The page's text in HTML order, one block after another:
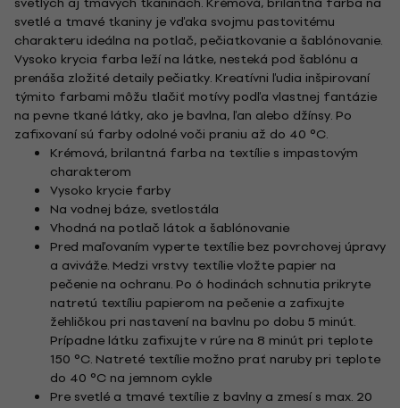
svetlé a tmavé tkaniny je vďaka svojmu pastovitému
charakteru ideálna na potlač, pečiatkovanie a šablónovanie.
Vysoko krycia farba leží na látke, nesteká pod šablónu a
prenáša zložité detaily pečiatky. Kreatívni ľudia inšpirovaní
týmito farbami môžu tlačiť motívy podľa vlastnej fantázie
na pevne tkané látky, ako je bavlna, ľan alebo džínsy. Po
zafixovaní sú farby odolné voči praniu až do 40 °C.
Krémová, brilantná farba na textílie s impastovým
charakterom
Vysoko krycie farby
Na vodnej báze, svetlostála
Vhodná na potlač látok a šablónovanie
Pred maľovaním vyperte textílie bez povrchovej úpravy
a aviváže. Medzi vrstvy textílie vložte papier na
pečenie na ochranu. Po 6 hodinách schnutia prikryte
natretú textíliu papierom na pečenie a zafixujte
žehličkou pri nastavení na bavlnu po dobu 5 minút.
Prípadne látku zafixujte v rúre na 8 minút pri teplote
150 °C. Natreté textílie možno prať naruby pri teplote
do 40 °C na jemnom cykle
Pre svetlé a tmavé textílie z bavlny a zmesí s max. 20